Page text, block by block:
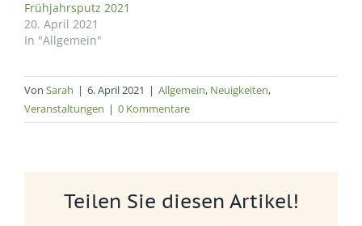
Frühjahrsputz 2021
20. April 2021
In "Allgemein"
Von Sarah | 6. April 2021 | Allgemein, Neuigkeiten,
Veranstaltungen | 0 Kommentare
Teilen Sie diesen Artikel!